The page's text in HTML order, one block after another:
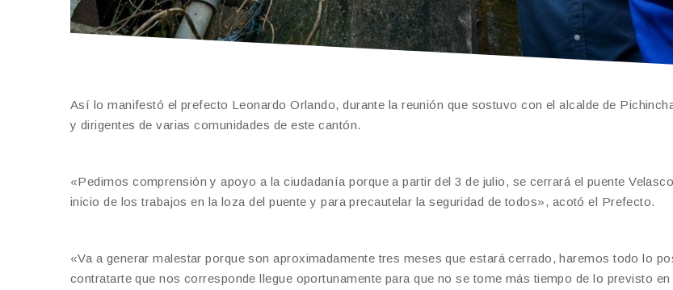
Así lo manifestó el prefecto Leonardo Orlando, durante la reunión que sostuvo con el alcalde de
y dirigentes de varias comunidades de este cantón.
«Pedimos comprensión y apoyo a la ciudadanía porque a partir del 3 de julio, se cerrará el puente
inicio de los trabajos en la loza del puente y para precautelar la seguridad de todos», acotó el Prefecto.
«Va a generar malestar porque son aproximadamente tres meses que estará cerrado, haremos todo lo
contratarte que nos corresponde llegue oportunamente para que no se tome más tiempo de lo previsto